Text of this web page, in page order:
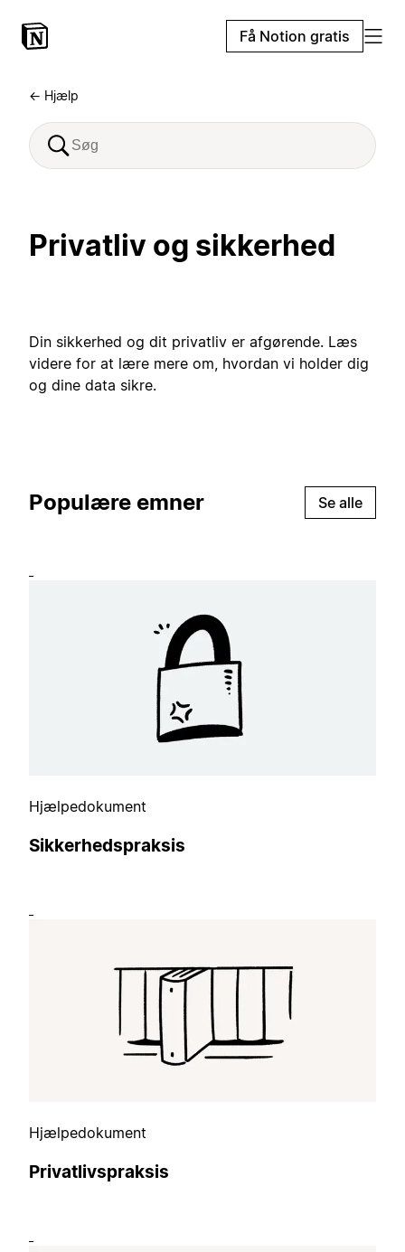
Få Notion gratis
← Hjælp
Privatliv og sikkerhed
Din sikkerhed og dit privatliv er afgørende. Læs
videre for at lære mere om, hvordan vi holder dig
og dine data sikre.
Populære emner Se alle
Hjælpedokument
Sikkerhedspraksis
Hjælpedokument
Privatlivspraksis